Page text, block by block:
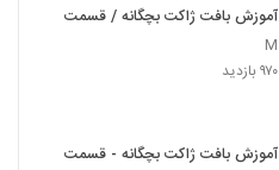
آموزش بافت ژاکت بچگانه / قسمت 2
M
۹۷۰ بازدید
آموزش بافت ژاکت بچگانه - قسمت 1